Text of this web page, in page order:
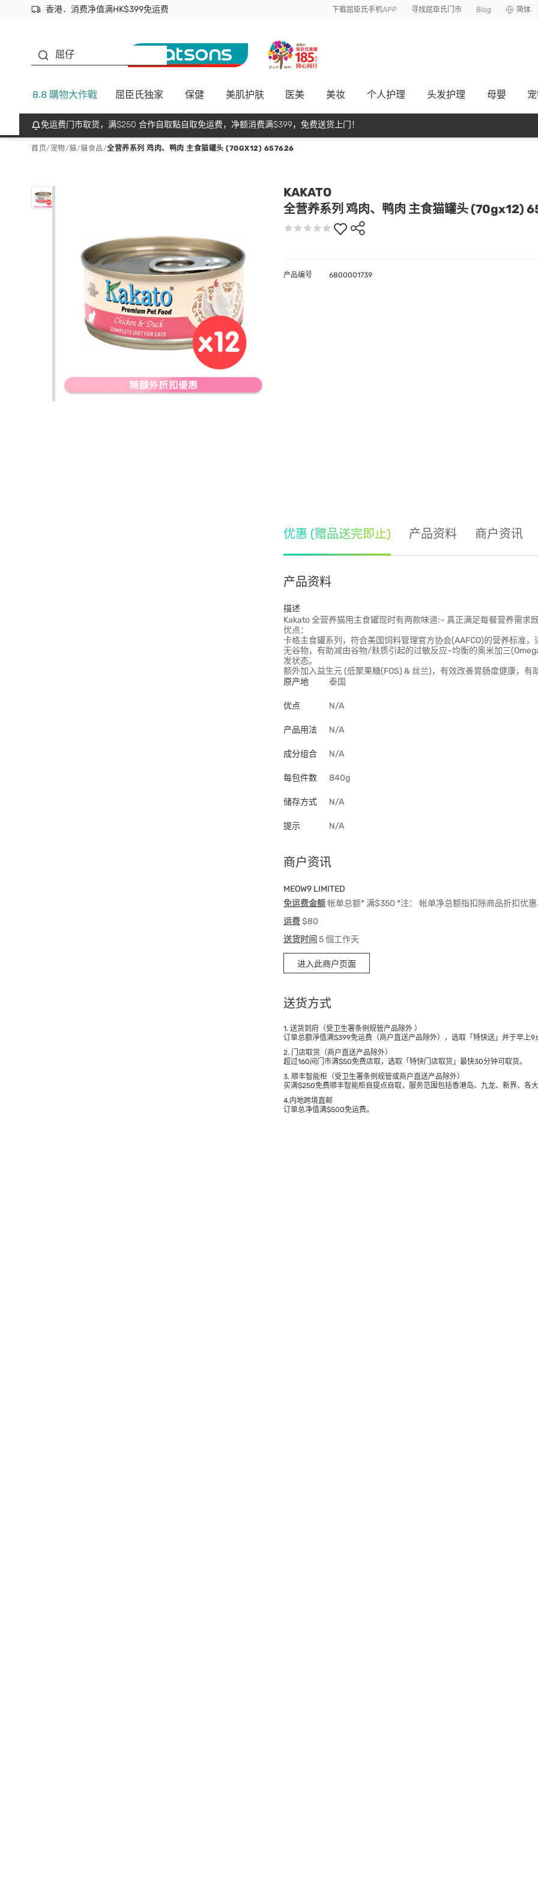
香港．消费净值满HK$399免运费
立即成为易赏钱会员尽享独家优惠
首次APP下单买满$450 输入 NEWAPP 即减$50 下载屈臣氏手机APP 寻找屈臣氏门市 Blog 简体
屈仔
8.8 購物大作戰 屈臣氏独家 保健 美肌护肤 医美 美妆 个人护理 头发护理 母嬰
免运费门市取货，满$250 合作自取點自取免运费，净额消费满$399，免费送货上门！
首页/ 宠物/貓/貓食品/全营养系列 鸡肉、鸭肉 主食猫罐头 (70GX12) 657626
KAKATO
全营养系列 鸡肉、鸭肉 主食猫罐头 (70gx12)
产品编号 6800001739
优惠 (赠品送完即止) 产品资料 商户资讯
产品资料
描述
Kakato 全营养猫用主食罐现时有两款味道:– 真正满足每餐营养需求
优点：
卡格主食罐系列，符合美国饲料管理官方协会(AAFCO)的营养标准，
无谷物，有助减由谷物/麸质引起的过敏反应–均衡的奥米加三
发状态。
额外加入益生元 (低聚果糖(FOS) & 丝兰)，有效改善胃肠度健康，有
原产地
泰国
优点 N/A
产品用法 N/A
成分组合 N/A
每包件数 840g
储存方式 N/A
提示 N/A
商户资讯
MEOW9 LIMITED
免运费金额帐单总额* 满$350 *注： 帐单净总额指扣除商品折扣优惠
运费$80
送货时间 5 個工作天
进入此商户页面
送货方式
1. 送货到府（受卫生署条例规管产品除外 ）
订单总额淨值满$399免运费（商户直送产品除外），选取「特快送」并于早上9
2. 门店取货（商户直送产品除外）
超过160间门市满$50免费店取，选取「特快门店取货」最快30分钟可取货。
3. 顺丰智能柜（受卫生署条例规管或商户直送产品除外）
买满$250免费顺丰智能柜自提点自取，服务范围包括香港岛、九龙、新界、各大
4.内地跨境直邮
订单总净值满$500免运费。